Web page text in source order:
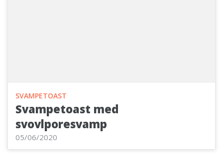
SVAMPETOAST
Svampetoast med
svovlporesvamp
05/06/2020